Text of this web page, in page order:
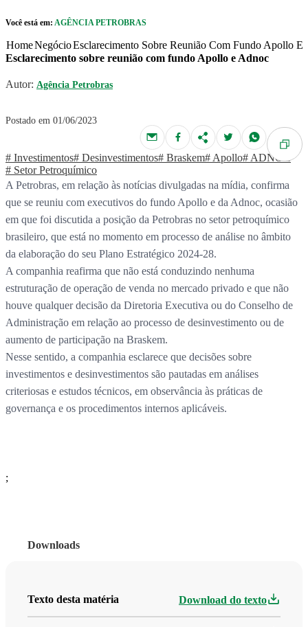
Você está em: AGÊNCIA PETROBRAS
HomeNegócioEsclarecimento Sobre Reunião Com Fundo Apollo E
Esclarecimento sobre reunião com fundo Apollo e Adnoc
Autor: Agência Petrobras
Postado em 01/06/2023
# Investimentos# Desinvestimentos# Braskem# Apollo# ADNOC
# Setor Petroquímico
A Petrobras, em relação às notícias divulgadas na mídia, confirma
que se reuniu com executivos do fundo Apollo e da Adnoc, ocasião
em que foi discutida a posição da Petrobras no setor petroquímico
brasileiro, que está no momento em processo de análise no âmbito
da elaboração do seu Plano Estratégico 2024-28.
A companhia reafirma que não está conduzindo nenhuma
estruturação de operação de venda no mercado privado e que não
houve qualquer decisão da Diretoria Executiva ou do Conselho de
Administração em relação ao processo de desinvestimento ou de
aumento de participação na Braskem.
Nesse sentido, a companhia esclarece que decisões sobre
investimentos e desinvestimentos são pautadas em análises
criteriosas e estudos técnicos, em observância às práticas de
governança e os procedimentos internos aplicáveis.
;
Downloads
Texto desta matéria Download do texto
caixa de cookies